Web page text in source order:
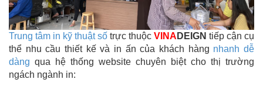
Trung tâm in kỹ thuật số trực thuộc VINA DEIGN tiếp cận cụ
thể nhu cầu thiết kế và in ấn của khách hàng nhanh dễ
dàng qua hệ thống website chuyên biệt cho thị trường
ngách ngành in: